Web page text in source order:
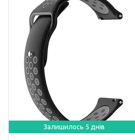
Залишилось 5 днів